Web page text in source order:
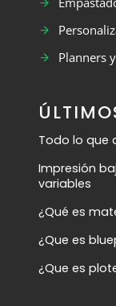
Planners
Todo lo que
Impresión
variables
¿Qué es
¿Que es
¿Que es